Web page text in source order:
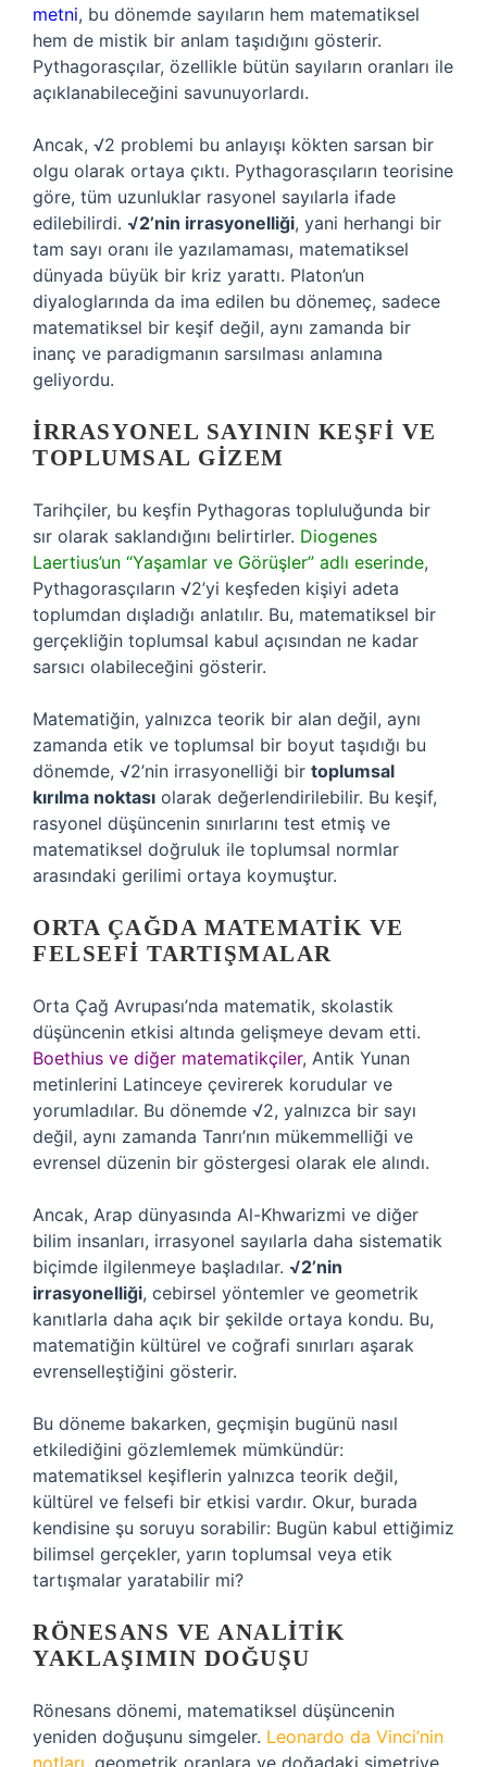
metni, bu dönemde sayıların hem matematiksel
hem de mistik bir anlam taşıdığını gösterir.
Pythagorasçılar, özellikle bütün sayıların oranları ile
açıklanabileceğini savunuyorlardı.
Ancak, √2 problemi bu anlayışı kökten sarsan bir
olgu olarak ortaya çıktı. Pythagorasçıların teorisine
göre, tüm uzunluklar rasyonel sayılarla ifade
edilebilirdi. √2’nin irrasyonelliği, yani herhangi bir
tam sayı oranı ile yazılamaması, matematiksel
dünyada büyük bir kriz yarattı. Platon’un
diyaloglarında da ima edilen bu dönemeç, sadece
matematiksel bir keşif değil, aynı zamanda bir
inanç ve paradigmanın sarsılması anlamına
geliyordu.
İRRASYONEL SAYININ KEŞFI VE
TOPLUMSAL GIZEM
Tarihçiler, bu keşfin Pythagoras topluluğunda bir
sır olarak saklandığını belirtirler. Diogenes
Laertius’un “Yaşamlar ve Görüşler” adlı eserinde,
Pythagorasçıların √2’yi keşfeden kişiyi adeta
toplumdan dışladığı anlatılır. Bu, matematiksel bir
gerçekliğin toplumsal kabul açısından ne kadar
sarsıcı olabileceğini gösterir.
Matematiğin, yalnızca teorik bir alan değil, aynı
zamanda etik ve toplumsal bir boyut taşıdığı bu
dönemde, √2’nin irrasyonelliği bir toplumsal
kırılma noktası olarak değerlendirilebilir. Bu keşif,
rasyonel düşüncenin sınırlarını test etmiş ve
matematiksel doğruluk ile toplumsal normlar
arasındaki gerilimi ortaya koymuştur.
ORTA ÇAĞDA MATEMATIK VE
FELSEFI TARTIŞMALAR
Orta Çağ Avrupası’nda matematik, skolastik
düşüncenin etkisi altında gelişmeye devam etti.
Boethius ve diğer matematikçiler, Antik Yunan
metinlerini Latinceye çevirerek korudular ve
yorumladılar. Bu dönemde √2, yalnızca bir sayı
değil, aynı zamanda Tanrı’nın mükemmelliği ve
evrensel düzenin bir göstergesi olarak ele alındı.
Ancak, Arap dünyasında Al-Khwarizmi ve diğer
bilim insanları, irrasyonel sayılarla daha sistematik
biçimde ilgilenmeye başladılar. √2’nin
irrasyonelliği, cebirsel yöntemler ve geometrik
kanıtlarla daha açık bir şekilde ortaya kondu. Bu,
matematiğin kültürel ve coğrafi sınırları aşarak
evrenselleştiğini gösterir.
Bu döneme bakarken, geçmişin bugünü nasıl
etkilediğini gözlemlemek mümkündür:
matematiksel keşiflerin yalnızca teorik değil,
kültürel ve felsefi bir etkisi vardır. Okur, burada
kendisine şu soruyu sorabilir: Bugün kabul ettiğimiz
bilimsel gerçekler, yarın toplumsal veya etik
tartışmalar yaratabilir mi?
RÖNESANS VE ANALITIK
YAKLAŞIMIN DOĞUŞU
Rönesans dönemi, matematiksel düşüncenin
yeniden doğuşunu simgeler. Leonardo da Vinci’nin
notları , geometrik oranlara ve doğadaki simetriye